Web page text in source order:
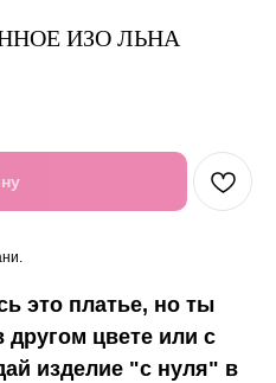
ИЗО ЛЬНА
это платье, но ты
другом цвете или с
изделие "с нуля" в